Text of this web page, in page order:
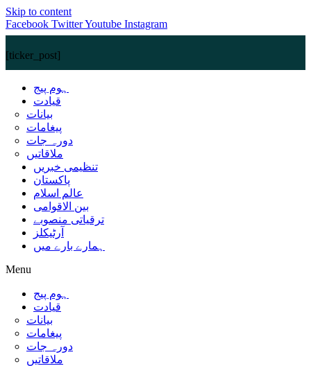
Skip to content
Facebook TwitterYoutube Instagram
[ticker_post]
ہوم پیج
قیادت
بیانات
پیغامات
دورہ جات
ملاقاتیں
تنظیمی خبریں
پاکستان
عالم اسلام
بین الاقوامی
ترقیاتی منصوبے
آرٹیکلز
ہمارے بارے میں
Menu
ہوم پیج
قیادت
بیانات
پیغامات
دورہ جات
ملاقاتیں